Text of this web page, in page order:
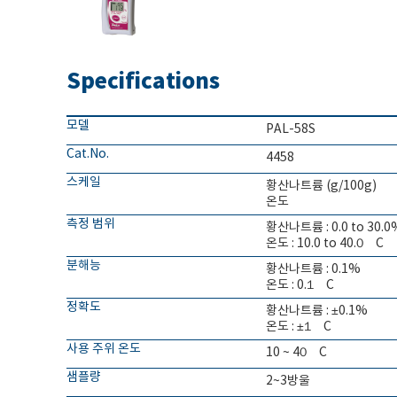
Specifications
모델
PAL-58S
Cat.No.
4458
스케일
황산나트륨 (g/100g)
온도
측정 범위
황산나트륨 : 0.0 to
온도 : 10.0 to 40.0゚C
분해능
황산나트륨 : 0.1%
온도 : 0.1゚C
정확도
황산나트륨 : ±0.1%
온도 : ±1゚C
사용 주위 온도
10 ~ 40゚C
샘플량
2~3방울